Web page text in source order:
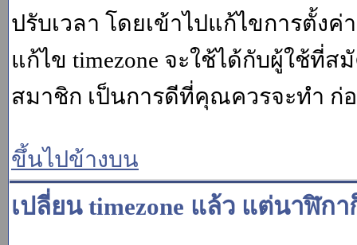
ปรับเวลา โดยเข้าไปแก้ไขการตั้ง
แก้ไข timezone จะใช้ได้กับผู้ใช้ที่
สมาชิก เป็นการดีที่คุณควรจะทำ
ขึ้นไปข้างบน
เปลี่ยน timezone แล้ว แต่นาฬิกา